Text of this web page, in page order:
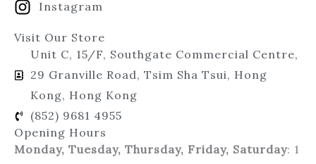
Instagram
Visit Our Store
Unit C, 15/F, Southgate Commercial Centre,
29 Granville Road, Tsim Sha Tsui, Hong
Kong, Hong Kong
(852) 9681 4955
Opening Hours
Monday, Tuesday, Thursday, Friday, Saturday: 1